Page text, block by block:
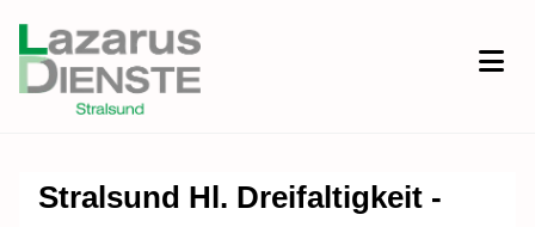
Stralsund Hl. Dreifaltigkeit -